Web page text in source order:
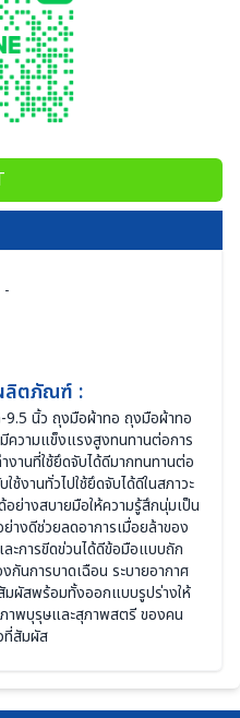
-
ลิตภัณฑ์ :
นิ้ว ถุงมือผ้าทอ ถุงมือผ้าทอ
ความแข็งแรงสูงทนทานต่อการ
งานที่ใช้ยึดจับได้ดีมากทนทานต่อ
ช้งานทั่วไปใช้ยึดจับได้ดีในสภาวะ
ย่างสบายมือให้ความรู้สึกนุ่มเป็น
างดีช่วยลดอาการเมื่อยล้าของ
ะการขีดข่วนได้ดีข้อมือแบบถัก
กันการบาดเฉือน ระบายอากาศ
มผัสพร้อมทั้งออกแบบรูปร่างให้
ภาพบุรุษและสุภาพสตรี ของคน
ที่สัมผัส